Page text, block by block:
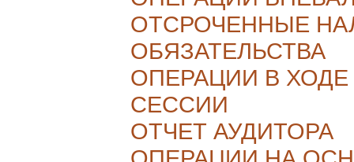
ОТСРОЧЕННЫЕ
ОБЯЗАТЕЛЬСТВА
ОПЕРАЦИИ В
СЕССИИ
ОТЧЕТ АУДИТОРА